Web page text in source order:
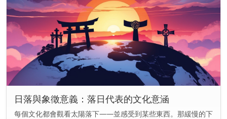
日落與象徵意義：落日代表的文化意涵
每個文化都會觀看太陽落下——並感受到某些東西。那緩慢的下